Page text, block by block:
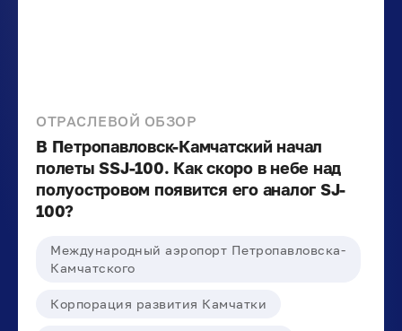
ОТРАСЛЕВОЙ ОБЗОР
В Петропавловск-Камчатский начал
полеты SSJ-100. Как скоро в небе над
полуостровом появится его аналог SJ-
100?
Международный аэропорт Петропавловска-
Камчатского
Корпорация развития Камчатки